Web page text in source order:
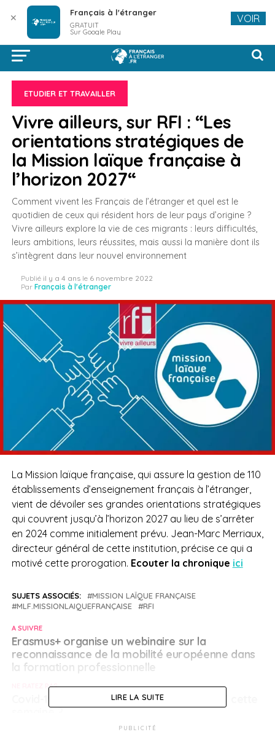
ETUDIER ET TRAVAILLER
Vivre ailleurs, sur RFI : “Les
orientations stratégiques de
la Mission laïque française à
l’horizon 2027“
Comment vivent les Français de l’étranger et quel est le
quotidien de ceux qui résident hors de leur pays d’origine ?
Vivre ailleurs explore la vie de ces migrants : leurs difficultés,
leurs ambitions, leurs réussites, mais aussi la manière dont ils
s’intègrent dans leur nouvel environnement
Publié il y a 4 ans le 6 novembre 2022
Par Français à l'étranger
La Mission laïque française, qui assure la gestion de 110
établissements d’enseignement français à l’étranger,
vient de dévoiler ses grandes orientations stratégiques
qui couvrent jusqu’à l’horizon 2027 au lieu de s’arrêter
en 2024 comme initialement prévu. Jean-Marc Merriaux,
directeur général de cette institution, précise ce qui a
motivé cette prorogation. Ecouter la chronique ici
SUJETS ASSOCIÉS:
MISSION LAÏQUE FRANÇAISE
MLF.MISSIONLAIQUEFRANÇAISE
RFI
A SUIVRE
Erasmus+ organise un webinaire sur la
reconnaissance de la mobilité européenne dans
la formation professionnelle
NE RATEZ PAS
Covid-19 : quels changements pour les PVT cette
semaine ?
LIRE LA SUITE
PUBLICITÉ
✕ Français à l'étranger
GRATUIT
Sur Google Play
VOIR